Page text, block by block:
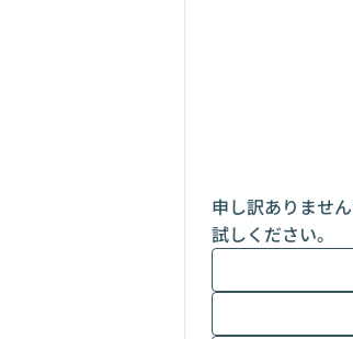
申し訳ありませ
試しください。